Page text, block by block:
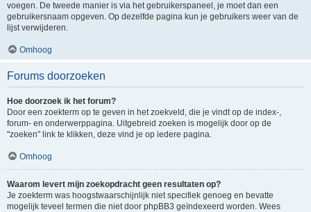
voegen. De tweede manier is via het gebruikerspaneel, je moet dan een
gebruikersnaam opgeven. Op dezelfde pagina kun je gebruikers weer van de
lijst verwijderen.
Omhoog
Forums doorzoeken
Hoe doorzoek ik het forum?
Door een zoekterm op te geven in het zoekveld, die je vindt op de index-,
forum- en onderwerppagina. Uitgebreid zoeken is mogelijk door op de
"zoeken" link te klikken, deze vind je op iedere pagina.
Omhoog
Waarom levert mijn zoekopdracht geen resultaten op?
Je zoekterm was hoogstwaarschijnlijk niet specifiek genoeg en bevatte
mogelijk teveel termen die niet door phpBB3 geïndexeerd worden. Wees